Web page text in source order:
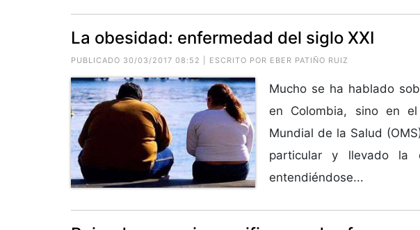
La obesidad: enfermedad del siglo XXI
PUBLICADO 30/03/2017 08:52 | ESCRITO POR EBER PATIÑO RUIZ
Mucho se ha hablado
en Colombia, sino en
Mundial de la Salud
particular y llevado la
entendiéndose...